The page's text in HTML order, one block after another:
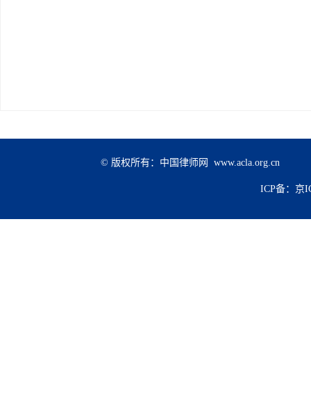
© 版权所有：中国律师网 www.acla.org.cn
ICP备：京